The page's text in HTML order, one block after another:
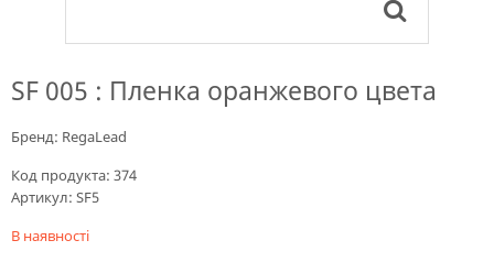
SF 005 : Пленка оранжевого цвета
Бренд: RegaLead
Код продукта: 374
Артикул: SF5
В наявності